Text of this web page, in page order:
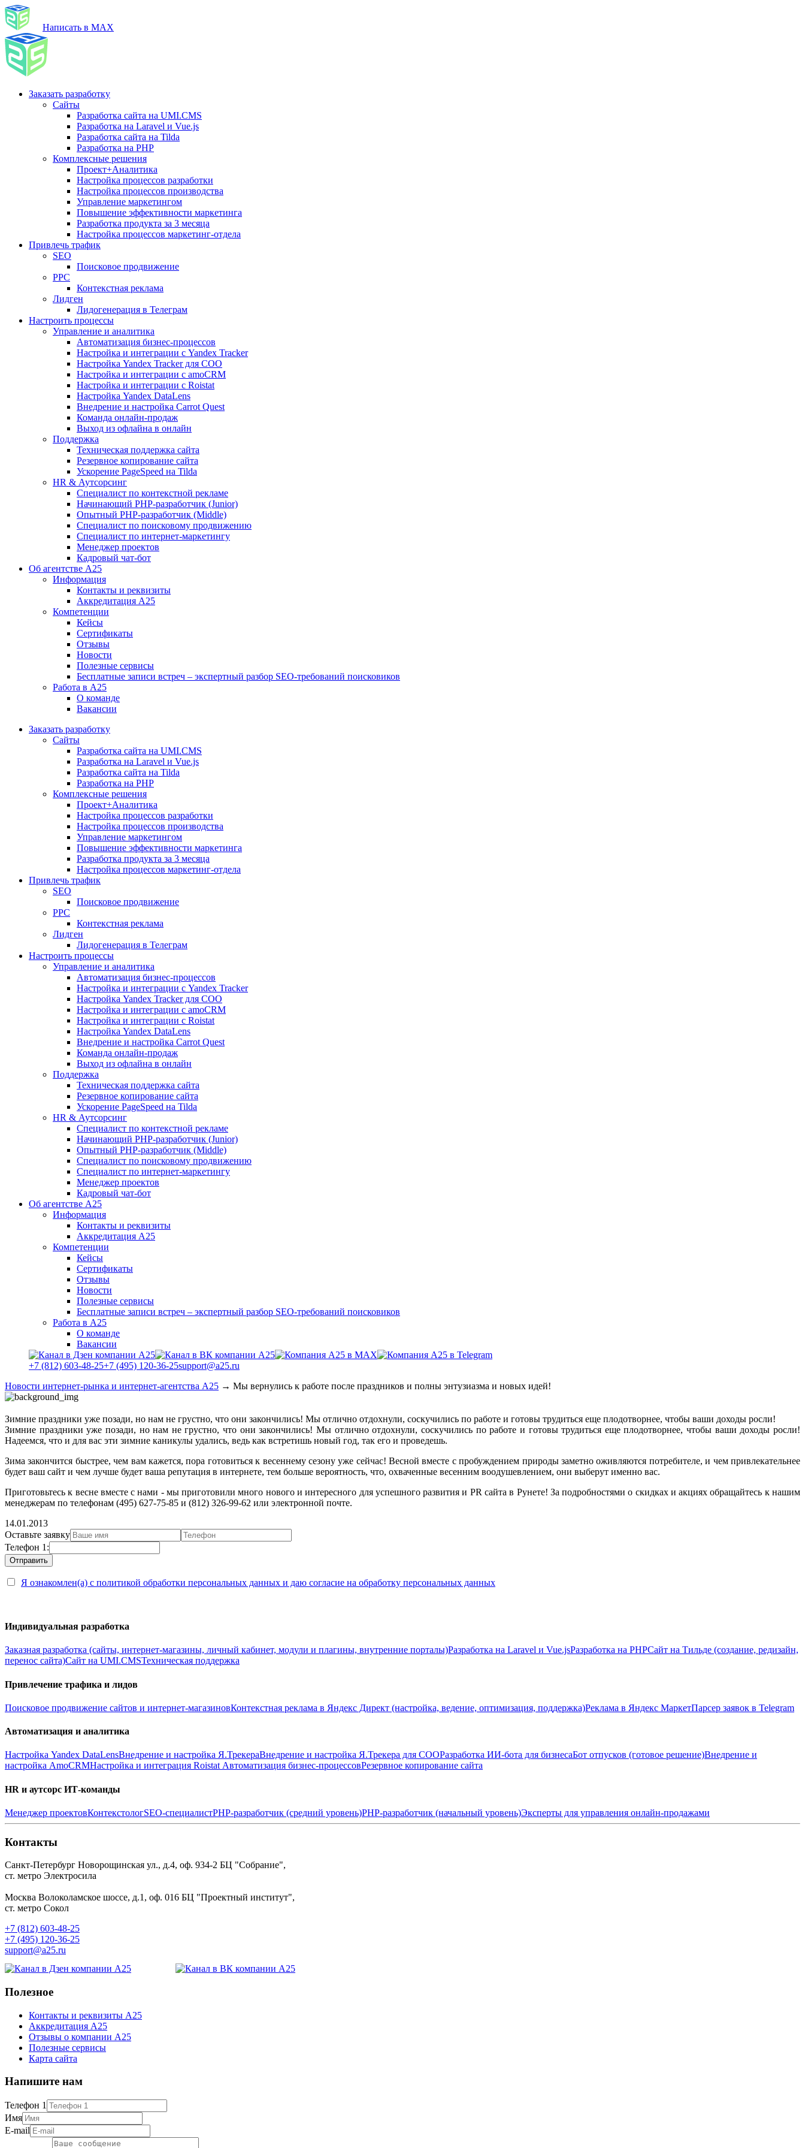
Написать в MAX
Заказать разработку
Сайты
Разработка сайта на UMI.CMS
Разработка на Laravel и Vue.js
Разработка сайта на Tilda
Разработка на PHP
Комплексные решения
Проект+Аналитика
Настройка процессов разработки
Настройка процессов производства
Управление маркетингом
Повышение эффективности маркетинга
Разработка продукта за 3 месяца
Настройка процессов маркетинг-отдела
Привлечь трафик
SEO
Поисковое продвижение
PPC
Контекстная реклама
Лидген
Лидогенерация в Телеграм
Настроить процессы
Управление и аналитика
Автоматизация бизнес-процессов
Настройка и интеграции с Yandex Tracker
Настройка Yandex Tracker для СОО
Настройка и интеграции с amoCRM
Настройка и интеграции с Roistat
Настройка Yandex DataLens
Внедрение и настройка Carrot Quest
Команда онлайн-продаж
Выход из офлайна в онлайн
Поддержка
Техническая поддержка сайта
Резервное копирование сайта
Ускорение PageSpeed на Tilda
HR & Аутсорсинг
Специалист по контекстной рекламе
Начинающий PHP-разработчик (Junior)
Опытный PHP-разработчик (Middle)
Специалист по поисковому продвижению
Специалист по интернет-маркетингу
Менеджер проектов
Кадровый чат-бот
Об агентстве А25
Информация
Контакты и реквизиты
Аккредитация А25
Компетенции
Кейсы
Сертификаты
Отзывы
Новости
Полезные сервисы
Бесплатные записи встреч – экспертный разбор SEO-требований поисковиков
Работа в А25
О команде
Вакансии
Заказать разработку
Сайты
Разработка сайта на UMI.CMS
Разработка на Laravel и Vue.js
Разработка сайта на Tilda
Разработка на PHP
Комплексные решения
Проект+Аналитика
Настройка процессов разработки
Настройка процессов производства
Управление маркетингом
Повышение эффективности маркетинга
Разработка продукта за 3 месяца
Настройка процессов маркетинг-отдела
Привлечь трафик
SEO
Поисковое продвижение
PPC
Контекстная реклама
Лидген
Лидогенерация в Телеграм
Настроить процессы
Управление и аналитика
Автоматизация бизнес-процессов
Настройка и интеграции с Yandex Tracker
Настройка Yandex Tracker для СОО
Настройка и интеграции с amoCRM
Настройка и интеграции с Roistat
Настройка Yandex DataLens
Внедрение и настройка Carrot Quest
Команда онлайн-продаж
Выход из офлайна в онлайн
Поддержка
Техническая поддержка сайта
Резервное копирование сайта
Ускорение PageSpeed на Tilda
HR & Аутсорсинг
Специалист по контекстной рекламе
Начинающий PHP-разработчик (Junior)
Опытный PHP-разработчик (Middle)
Специалист по поисковому продвижению
Специалист по интернет-маркетингу
Менеджер проектов
Кадровый чат-бот
Об агентстве А25
Информация
Контакты и реквизиты
Аккредитация А25
Компетенции
Кейсы
Сертификаты
Отзывы
Новости
Полезные сервисы
Бесплатные записи встреч – экспертный разбор SEO-требований поисковиков
Работа в А25
О команде
Вакансии
+7 (812) 603-48-25+7 (495) 120-36-25support@a25.ru
Новости интернет-рынка и интернет-агентства А25 → Мы вернулись к работе после праздников и полны энтузиазма и новых идей!
Зимние праздники уже позади, но нам не грустно, что они закончились! Мы отлично отдохнули, соскучились по работе и готовы трудиться еще плодотворнее, чтобы ваши доходы росли!
Зимние праздники уже позади, но нам не грустно, что они закончились! Мы отлично отдохнули, соскучились по работе и готовы трудиться еще плодотворнее, чтобы ваши доходы росли!
Надеемся, что и для вас эти зимние каникулы удались, ведь как встретишь новый год, так его и проведешь.
Зима закончится быстрее, чем вам кажется, пора готовиться к весеннему сезону уже сейчас! Весной вместе с пробуждением природы заметно оживляются потребителе, и чем привлекательнее
будет ваш сайт и чем лучше будет ваша репутация в интернете, тем больше вероятность, что, охваченные весенним воодушевлением, они выберут именно вас.
Приготовьтесь к весне вместе с нами - мы приготовили много нового и интересного для успешного развития и PR сайта в Рунете! За подробностями о скидках и акциях обращайтесь к нашим
менеджерам по телефонам (495) 627-75-85 и (812) 326-99-62 или электронной почте.
14.01.2013
Оставьте заявку
Телефон 1:
Я ознакомлен(а) с политикой обработки персональных данных и даю согласие на обработку персональных данных
Индивидуальная разработка
Заказная разработка (сайты, интернет-магазины, личный кабинет, модули и плагины, внутренние порталы)Разработка на Laravel и Vue.jsРазработка на PHPСайт на Тильде (создание, редизайн,
перенос сайта)Сайт на UMI.CMSТехническая поддержка
Привлечение трафика и лидов
Поисковое продвижение сайтов и интернет-магазиновКонтекстная реклама в Яндекс Директ (настройка, ведение, оптимизация, поддержка)Реклама в Яндекс МаркетПарсер заявок в Telegram
Автоматизация и аналитика
Настройка Yandex DataLensВнедрение и настройка Я.ТрекераВнедрение и настройка Я.Трекера для СООРазработка ИИ-бота для бизнесаБот отпусков (готовое решение)Внедрение и
настройка AmoCRMНастройка и интеграция Roistat Автоматизация бизнес-процессовРезервное копирование сайта
HR и аутсорс ИТ-команды
Менеджер проектовКонтекстологSEO-специалистPHP-разработчик (средний уровень)PHP-разработчик (начальный уровень)Эксперты для управления онлайн-продажами
Контакты
Санкт-Петербург Новорощинская ул., д.4, оф. 934-2 БЦ "Собрание",
ст. метро Электросила
Москва Волоколамское шоссе, д.1, оф. 016 БЦ "Проектный институт",
ст. метро Сокол
+7 (812) 603-48-25
+7 (495) 120-36-25
support@a25.ru
Полезное
Контакты и реквизиты А25
Аккредитация А25
Отзывы о компании А25
Полезные сервисы
Карта сайта
Напишите нам
Телефон 1
Имя
E-mail